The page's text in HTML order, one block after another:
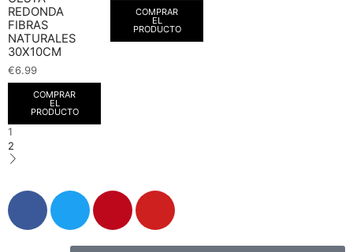
REDONDA
FIBRAS
NATURALES
30X10CM
€6.99
COMPRAR
EL
PRODUCTO
COMPRAR
EL
PRODUCTO
1
2